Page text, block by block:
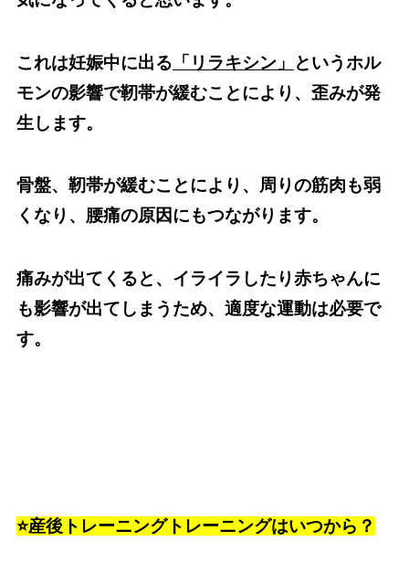
これは妊娠中に出る 「リラキシン」
というホル
モンの影響で靭帯が緩むことにより、歪みが発
生します。
骨盤、靭帯が緩むことにより、周りの筋肉も弱
くなり、腰痛の原因にもつながります。
痛みが出てくると、イライラしたり赤ちゃんに
も影響が出てしまうため、適度な運動は必要で
す。
⭐️産後トレーニングトレーニングはいつから？